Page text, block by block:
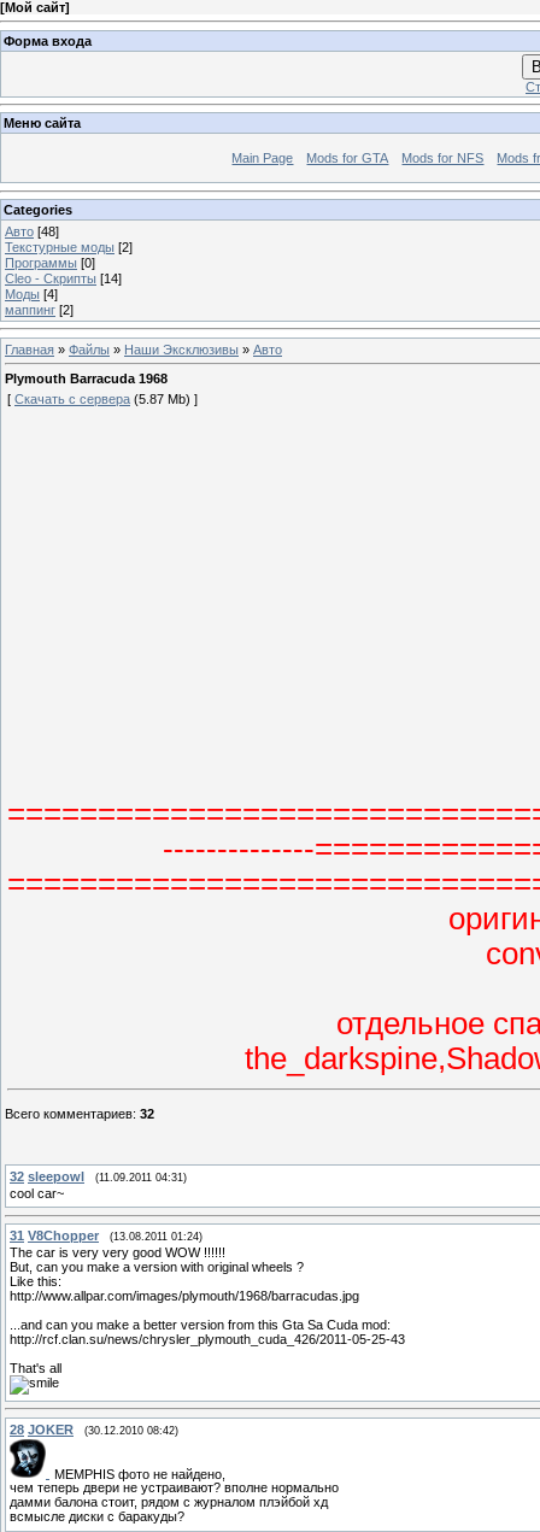
[Мой сайт]
Форма входа
Меню сайта
Main Page Mods for GTA Mods for NFS Mods
Categories
Авто [48]
Текстурные моды [2]
Программы [0]
Сleo - Скрипты [14]
Моды [4]
маппинг [2]
Главная » Файлы » Наши Эксклюзивы » Авто
Plymouth Barracuda 1968
[ Скачать с сервера (5.87 Mb) ]
--------------
отдельное
Всего комментариев: 32
32 sleepowl (11.09.2011 04:31)
cool car~
31 V8Chopper (13.08.2011 01:24)
The car is very very good WOW !!!!!!
But, can you make a version with original wheels ?
Like this:
http://www.allpar.com/images/plymouth/1968/barracudas.jpg
...and can you make a better version from this Gta Sa Cuda mod:
http://rcf.clan.su/news/chrysler_plymouth_cuda_426/2011-05-25-43
That's all
28 JOKER (30.12.2010 08:42)
МЕМPHIS фото не найдено,
чем теперь двери не устраивают? вполне нормально
дамми балона стоит, рядом с журналом плэйбой хд
всмысле диски с баракуды?